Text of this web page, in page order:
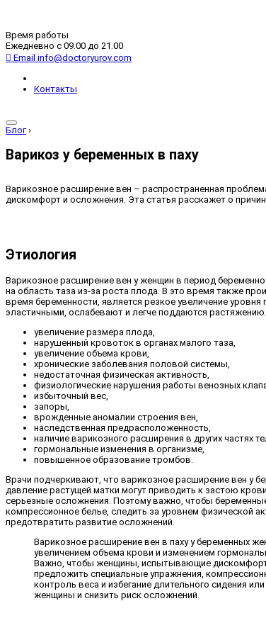
Время работы
Ежедневно с 09.00 до 21.00
Email info@doctoryurov.com
Контакты
Блог ›
Варикоз у беременных в паху
Варикозное расширение вен – распространенная
дискомфорт и осложнения. Эта статья расскажет о
Этиология
Варикозное расширение вен у женщин в период
на область таза из-за роста плода. В это время также
время беременности, является резкое увеличение
эластичными, ослабевают и легче поддаются
увеличение размера плода,
нарушенный кровоток в органах малого таза,
увеличение объема крови,
хронические заболевания половой системы,
недостаточная физическая активность,
физиологические нарушения работы венозных
избыточный вес,
запоры,
врожденные аномалии строения вен,
наследственная предрасположенность,
наличие варикозного расширения в других частях
гормональные изменения в организме,
повышенное образование тромбов.
Врачи подчеркивают, что варикозное расширение вен у
давление растущей матки могут приводить к застою
серьезные осложнения. Поэтому важно, чтобы
компрессионное белье, следить за уровнем физической
предотвратить развитие осложнений.
Варикозное расширение вен в паху у беременных
увеличением объема крови и изменением
Важно, чтобы женщины, испытывающие дискомфорт
предложить специальные упражнения,
контроль веса и избегание длительного сидения
женщины и снизить риск осложнений.